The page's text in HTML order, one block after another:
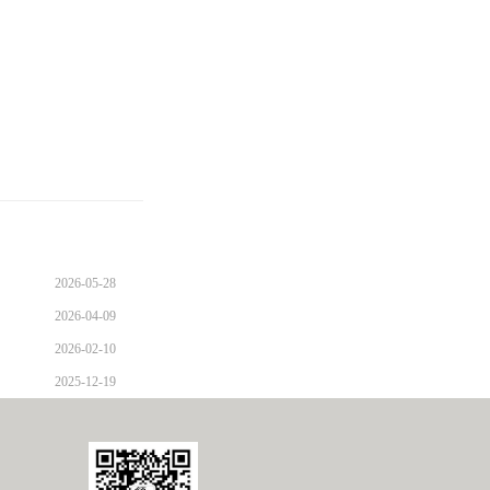
2026-05-28
2026-04-09
2026-02-10
2025-12-19